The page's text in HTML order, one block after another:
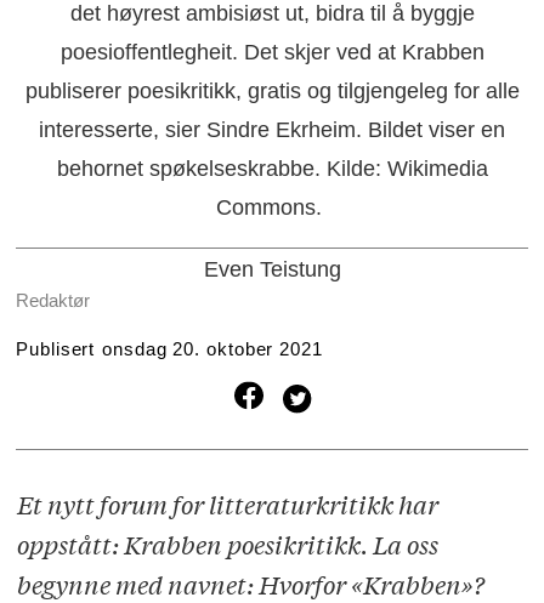
det høyrest ambisiøst ut, bidra til å byggje
poesioffentlegheit. Det skjer ved at Krabben
publiserer poesikritikk, gratis og tilgjengeleg for alle
interesserte, sier Sindre Ekrheim. Bildet viser en
behornet spøkelseskrabbe. Kilde: Wikimedia
Commons.
Even Teistung
Redaktør
Publisert onsdag 20. oktober 2021
Et nytt forum for litteraturkritikk har
oppstått: Krabben poesikritikk. La oss
begynne med navnet: Hvorfor «Krabben»?